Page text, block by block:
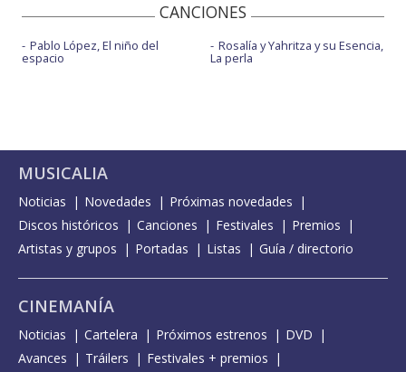
CANCIONES
Pablo López, El niño del
espacio
Rosalía y Yahritza y su Esencia,
La perla
MUSICALIA
Noticias Novedades
Próximas novedades
Discos históricos
Canciones Festivales
Premios
Artistas y grupos
Portadas Listas Guía / directorio
CINEMANÍA
Noticias Cartelera Próximos estrenos
DVD
Avances
Tráilers
Festivales + premios